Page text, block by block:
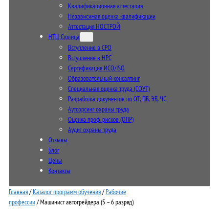
Квалификационная аттестация
Независимая оценка квалификации
Аттестация НОСТРОЙ
НТЦ Столица
Вступление в СРО
Вступление в НРС
Сертификация ИСО/ISO
Образовательный консалтинг
Специальная оценка труда (СОУТ)
Разработка документов по ОТ, ПБ, ЭБ, ЧС
Аутсорсинг охраны труда
Оценка проф. рисков (ОПР)
Аудит охраны труда
Отзывы
Блог
Цены
Контакты
Главная/Каталог программ обучения/Рабочие
профессии/ Машинист автогрейдера (5 – 6 разряд)